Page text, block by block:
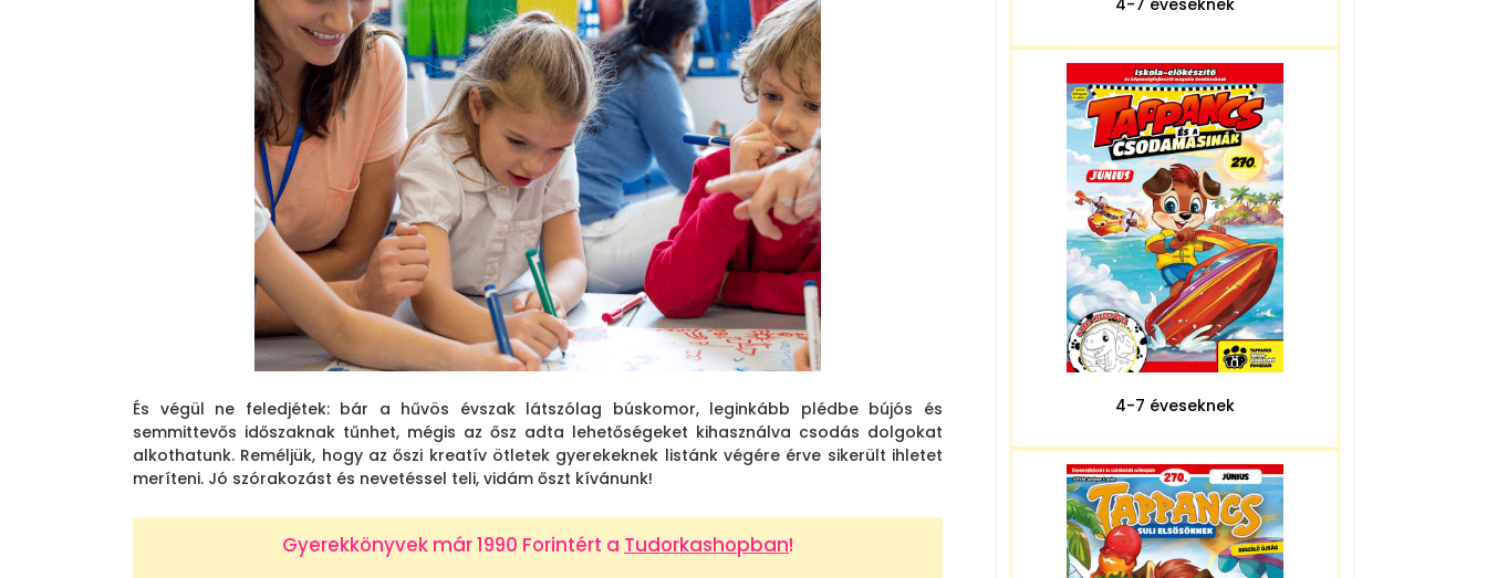
És végül ne feledjétek: bár a hűvös évszak látszólag búskomor, leginkább plédbe bújós és
semmittevős időszaknak tűnhet, mégis az ősz adta lehetőségeket kihasználva csodás dolgokat
alkothatunk. Reméljük, hogy az őszi kreatív ötletek gyerekeknek listánk végére érve sikerült ihletet
meríteni. Jó szórakozást és nevetéssel teli, vidám őszt kívánunk!
Gyerekkönyvek már 1990 Forintért a Tudorkashopban!
4-7 éveseknek